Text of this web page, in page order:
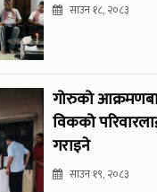
साउन १८, २०८३
गोरुको
विकको
गराइने
साउन १९, २०८३